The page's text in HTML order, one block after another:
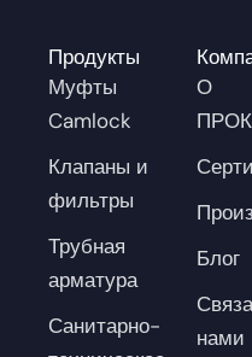
Продукты
Муфты
Camlock
Клапаны и
фильтры
Трубная
арматура
Санитарно-
О
Блог
нами